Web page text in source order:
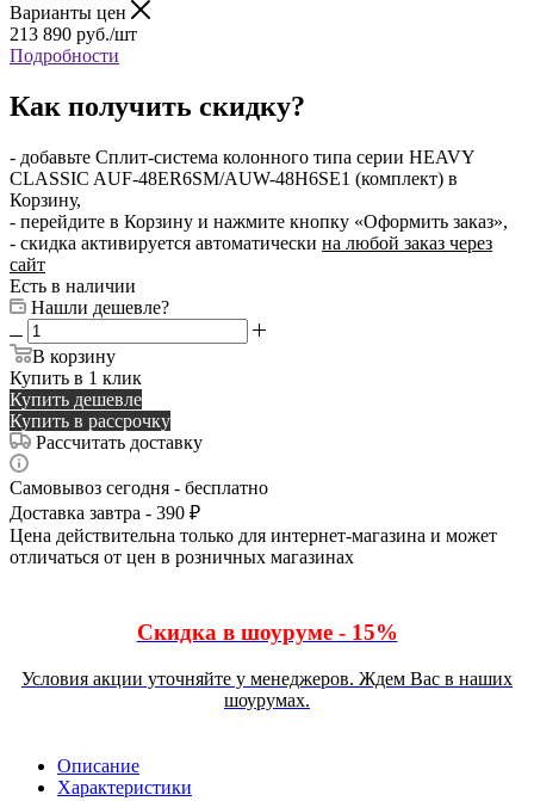
Варианты цен
213 890 руб./шт
Подробности
Как получить скидку?
- добавьте Сплит-система колонного типа серии HEAVY
CLASSIC AUF-48ER6SM/AUW-48H6SE1 (комплект) в
Корзину,
- перейдите в Корзину и нажмите кнопку «Оформить заказ»,
- скидка активируется автоматически на любой заказ через
сайт
Есть в наличии
Нашли дешевле?
В корзину
Купить в 1 клик
Купить дешевле
Купить в рассрочку
Рассчитать доставку
Самовывоз сегодня - бесплатно
Доставка завтра - 390 ₽
Цена действительна только для интернет-магазина и может
отличаться от цен в розничных магазинах
Скидка в шоуруме - 15%
Условия акции уточняйте у менеджеров. Ждем Вас в наших
шоурумах.
Описание
Характеристики